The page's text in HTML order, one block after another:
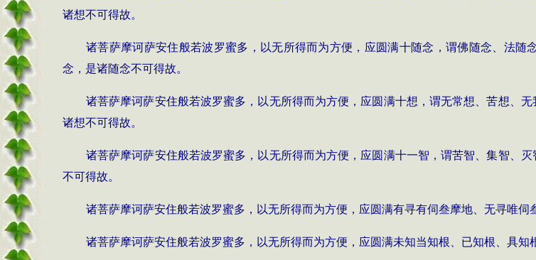
诸想不可得故。
诸菩萨摩诃萨安住般若波罗蜜多，以无所得而为方便，应圆满十随念，谓佛随念、法
念，是诸随念不可得故。
诸菩萨摩诃萨安住般若波罗蜜多，以无所得而为方便，应圆满十想，谓无常想、苦想、
诸想不可得故。
诸菩萨摩诃萨安住般若波罗蜜多，以无所得而为方便，应圆满十一智，谓苦智、集智、
不可得故。
诸菩萨摩诃萨安住般若波罗蜜多，以无所得而为方便，应圆满有寻有伺叁摩地、无寻唯伺
诸菩萨摩诃萨安住般若波罗蜜多，以无所得而为方便，应圆满未知当知根、已知根、具知